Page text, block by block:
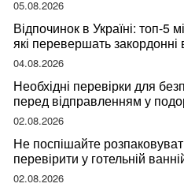
05.08.2026
Відпочинок в Україні: топ-5
які перевершать
04.08.2026
Необхідні перевірки для
перед відправленням у
02.08.2026
Не поспішайте
перевірити у готельній
мандрівниці
02.08.2026